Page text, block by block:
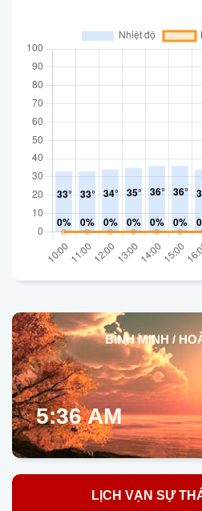
BÌNH MINH /
5:36 AM
LỊCH VẠN SỰ